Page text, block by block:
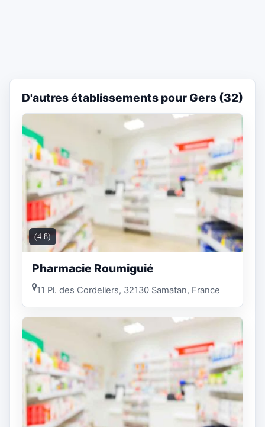
D'autres établissements pour Gers (32)
(4.8)
Pharmacie Roumiguié
11 Pl. des Cordeliers, 32130 Samatan, France